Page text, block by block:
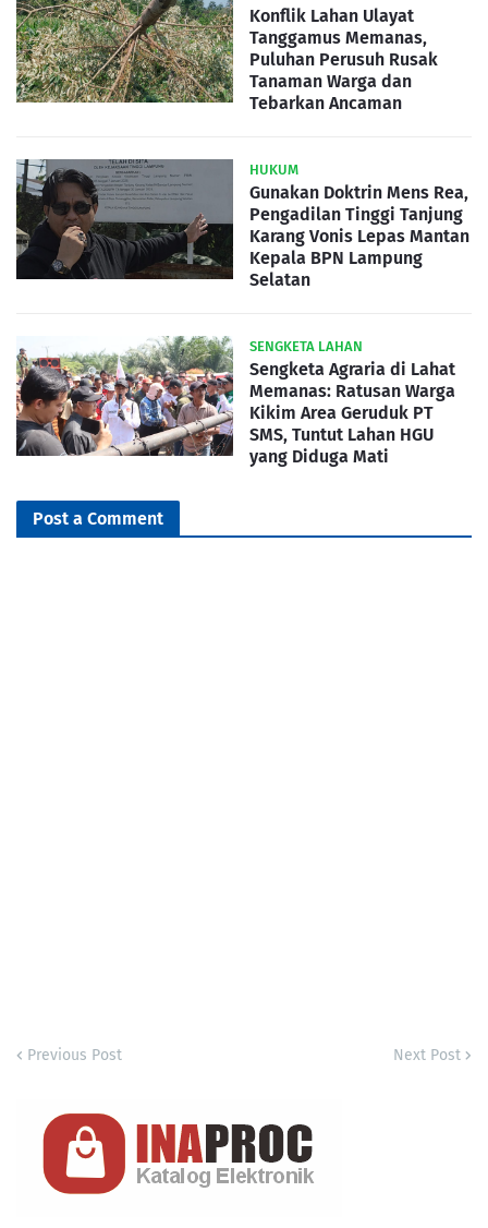
Konflik Lahan Ulayat
Tanggamus Memanas,
Puluhan Perusuh Rusak
Tanaman Warga dan
Tebarkan Ancaman
HUKUM
Gunakan Doktrin Mens Rea,
Pengadilan Tinggi Tanjung
Karang Vonis Lepas Mantan
Kepala BPN Lampung
Selatan
SENGKETA LAHAN
Sengketa Agraria di Lahat
Memanas: Ratusan Warga
Kikim Area Geruduk PT
SMS, Tuntut Lahan HGU
yang Diduga Mati
Post a Comment
Previous Post Next Post